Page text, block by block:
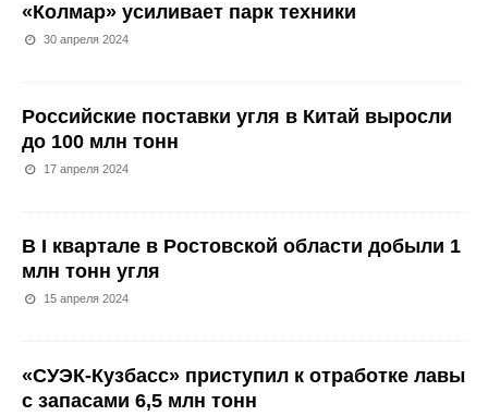
«Колмар» усиливает парк техники
30 апреля 2024
Российские поставки угля в Китай выросли
до 100 млн тонн
17 апреля 2024
В I квартале в Ростовской области добыли 1
млн тонн угля
15 апреля 2024
«СУЭК-Кузбасс» приступил к отработке лавы
с запасами 6,5 млн тонн